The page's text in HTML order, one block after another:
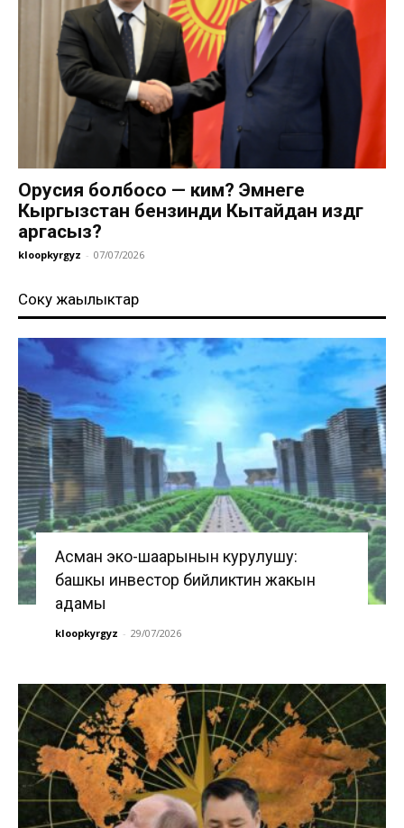
Орусия болбосо — ким? Эмнеге
Кыргызстан бензинди Кытайдан издөөгө
аргасыз?
kloopkyrgyz - 07/07/2026
Соңку жаңылыктар
Асман эко-шаарынын курулушу:
башкы инвестор бийликтин жакын
адамы
kloopkyrgyz - 29/07/2026